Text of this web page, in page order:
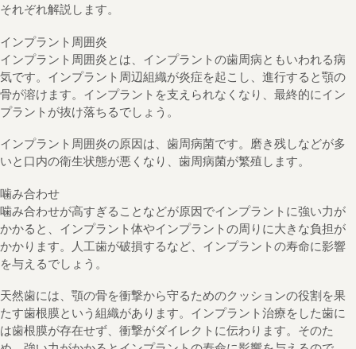
それぞれ解説します。
インプラント周囲炎
インプラント周囲炎とは、インプラントの歯周病ともいわれる病
気です。インプラント周辺組織が炎症を起こし、進行すると顎の
骨が溶けます。インプラントを支えられなくなり、最終的にイン
プラントが抜け落ちるでしょう。
インプラント周囲炎の原因は、歯周病菌です。磨き残しなどが多
いと口内の衛生状態が悪くなり、歯周病菌が繁殖します。
噛み合わせ
噛み合わせが高すぎることなどが原因でインプラントに強い力が
かかると、インプラント体やインプラントの周りに大きな負担が
かかります。人工歯が破損するなど、インプラントの寿命に影響
を与えるでしょう。
天然歯には、顎の骨を衝撃から守るためのクッションの役割を果
たす歯根膜という組織があります。インプラント治療をした歯に
は歯根膜が存在せず、衝撃がダイレクトに伝わります。そのた